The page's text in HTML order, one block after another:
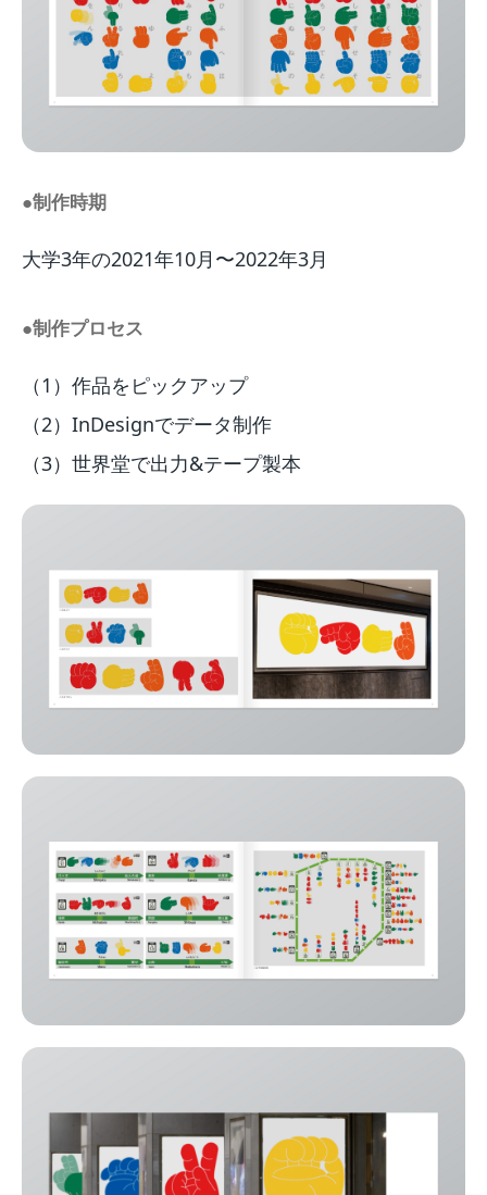
●制作時期
大学3年の2021年10月〜2022年3月
●制作プロセス
（1）作品をピックアップ
（2）InDesignでデータ制作
（3）世界堂で出力&テープ製本